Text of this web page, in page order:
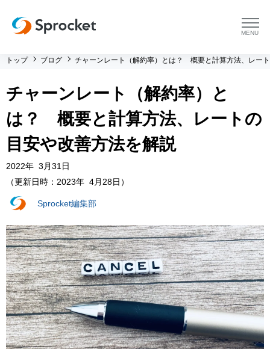
menu
プラットフォーム トップ
コンサルティング
コンサルティング トップ
運用支援 トップ
メソッド トップ
導入事例
よくある質問
会社情報
会社情報 トップ
会社概要
メンバー紹介
採用情報
セミナー・イベント
マーケティングお役立ち資料
トップ ブログ チャーンレート（解約率）とは？ 概要と計算方法、レー
チャーンレート（解約率）と
は？ 概要と計算方法、レートの
目安や改善方法を解説
2022年 3月31日
（更新日時：2023年 4月28日）
Sprocket編集部